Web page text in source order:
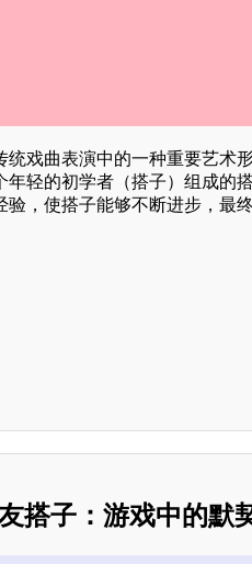
统戏曲表演中的一种重要艺术
年轻的初学者（搭子）组成的
验，使搭子能够不断进步，最
搭子：游戏中的默